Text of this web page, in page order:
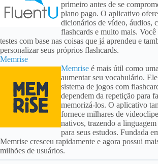
primeiro antes de se
plano pago. O aplicativo
dicionários de vídeo, áudios,
flashcards e muito mais.
testes com base nas coisas que já aprendeu e
personalizar seus próprios flashcards.
Memrise
Memrise é mais útil como
aumentar seu vocabulário.
sistema de jogos com
dependem da repetição para
memorizá-los. O aplicativo
fornece milhares de
nativos, trazendo a
para seus estudos. Fundada
Memrise cresceu rapidamente e agora possui
milhões de usuários.